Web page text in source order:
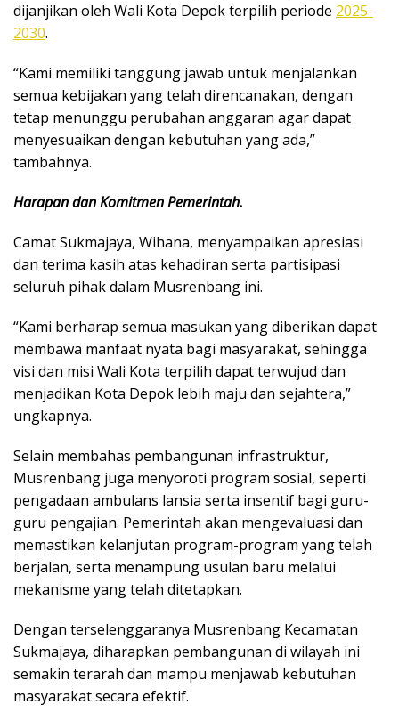
dijanjikan oleh Wali Kota Depok terpilih periode 2025-
2030.
“Kami memiliki tanggung jawab untuk menjalankan
semua kebijakan yang telah direncanakan, dengan
tetap menunggu perubahan anggaran agar dapat
menyesuaikan dengan kebutuhan yang ada,”
tambahnya.
Harapan dan Komitmen Pemerintah.
Camat Sukmajaya, Wihana, menyampaikan apresiasi
dan terima kasih atas kehadiran serta partisipasi
seluruh pihak dalam Musrenbang ini.
“Kami berharap semua masukan yang diberikan dapat
membawa manfaat nyata bagi masyarakat, sehingga
visi dan misi Wali Kota terpilih dapat terwujud dan
menjadikan Kota Depok lebih maju dan sejahtera,”
ungkapnya.
Selain membahas pembangunan infrastruktur,
Musrenbang juga menyoroti program sosial, seperti
pengadaan ambulans lansia serta insentif bagi guru-
guru pengajian. Pemerintah akan mengevaluasi dan
memastikan kelanjutan program-program yang telah
berjalan, serta menampung usulan baru melalui
mekanisme yang telah ditetapkan.
Dengan terselenggaranya Musrenbang Kecamatan
Sukmajaya, diharapkan pembangunan di wilayah ini
semakin terarah dan mampu menjawab kebutuhan
masyarakat secara efektif.